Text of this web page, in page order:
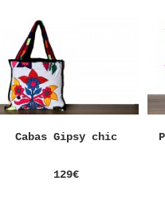
Cabas Gipsy chic
129€